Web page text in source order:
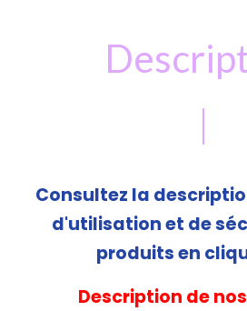
Consultez la
d'utilisation et de
produits en
Description de